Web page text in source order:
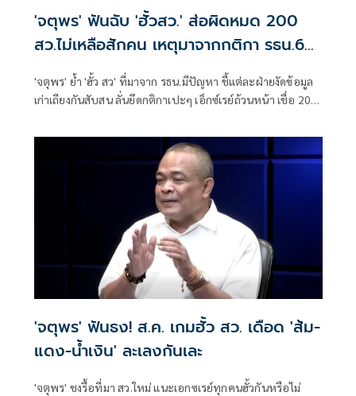
'จตุพร' ฟันฉับ 'ฮั้วสว.' ส่อผิดหมด 200
สว.ไม่เหลือสักคน เหตุมาจากกติกา รธน.60
เป็นปัญหา
'จตุพร' ย้ำ 'ฮั้ว สว' ที่มาจาก รธน.มีปัญหา ชี้แต่ละฝ่ายงัดข้อมูล
เก่าเถียงกันสับสน ลั่นยึดกติกาเปะๆ เอ็กซ์เรย์ถ้วนหน้า เชื่อ 200
'จตุพร' ฟันธง! ส.ค. เกมฮั้ว สว. เดือด 'ส้ม-
แดง-น้ำเงิน' ละเลงกันเละ
'จตุพร' ชงรื้อที่มา สว.ใหม่ แนะเอกซเรย์ทุกคนฮั้วกันหรือไม่